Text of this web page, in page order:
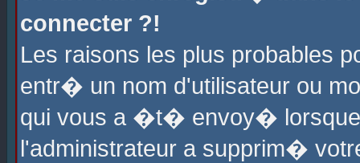
connecter ?!
Les raisons les plus probables
entr� un nom d'utilisateur ou
qui vous a �t� envoy�
l'administrateur a supprim�